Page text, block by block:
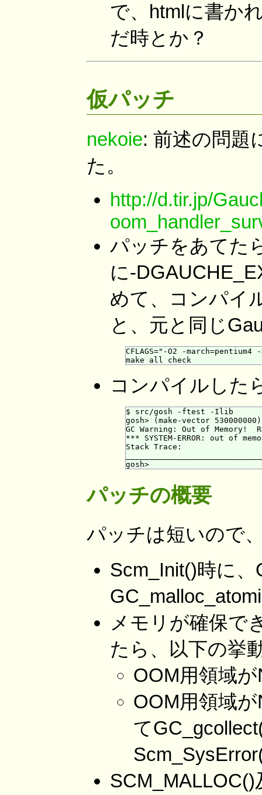
で、htmlに書か
だ時とか？
仮パッチ
nekoie: 前述の問題
た。
http://d.tir.jp/
パッチをあてた
に-
めて、コンパイ
と、元と同じ
CFLAGS="-O2 -march=pentium4 -
コンパイルした
$ src/gosh -ftest -Ilib
gosh> (make-vector 530000000)
GC Warning: Out of Memory!
*** SYSTEM-ERROR: out of
Stack Trace:
パッチの概要
パッチは短いので
Scm_Init()時に
メモリが確保で
たら、以下の挙
OOM用領域
OOM用領域
て